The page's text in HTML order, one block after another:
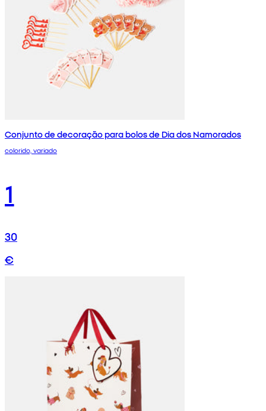
Conjunto de decoração para bolos de Dia dos Namorados
colorido, variado
1
30
€